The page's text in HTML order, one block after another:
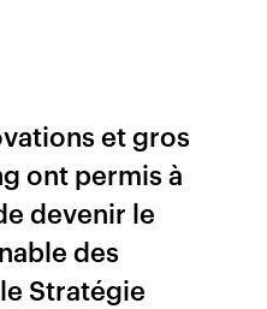
et gros
ont permis à
devenir le
des
Stratégie